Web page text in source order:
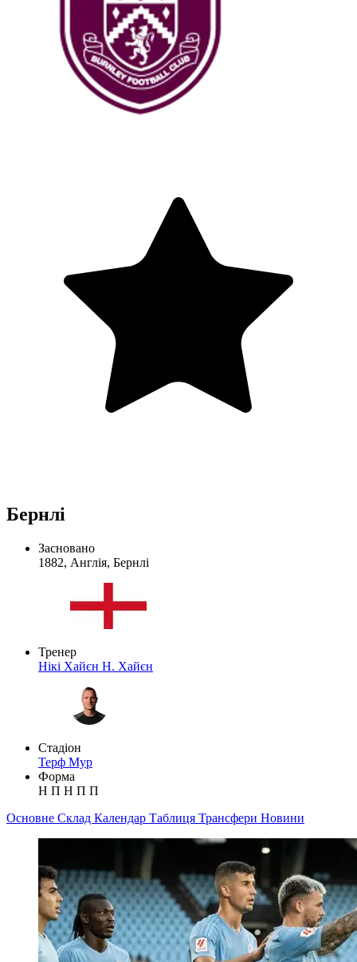
Бернлі
Засновано
1882, Англія, Бернлі
Тренер
Нікі Хайєн Н. Хайєн
Стадіон
Терф Мур
Форма
Н П Н П П
Основне Склад Календар Таблиця Трансфери Новини